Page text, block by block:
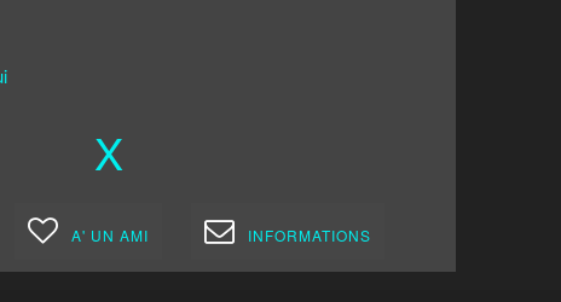
X
A' UN AMI INFORMATIONS